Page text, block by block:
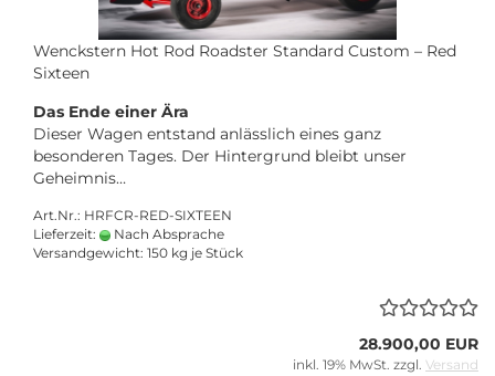
Wenckstern Hot Rod Roadster Standard Custom – Red
Sixteen
Das Ende einer Ära
Dieser Wagen entstand anlässlich eines ganz
besonderen Tages. Der Hintergrund bleibt unser
Geheimnis…
Art.Nr.: HRFCR-RED-SIXTEEN
Lieferzeit:
Nach Absprache
Versandgewicht: 150 kg je Stück
28.900,00 EUR
inkl. 19% MwSt. zzgl. Versand